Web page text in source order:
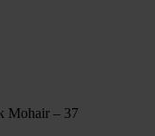
Mohair – 37